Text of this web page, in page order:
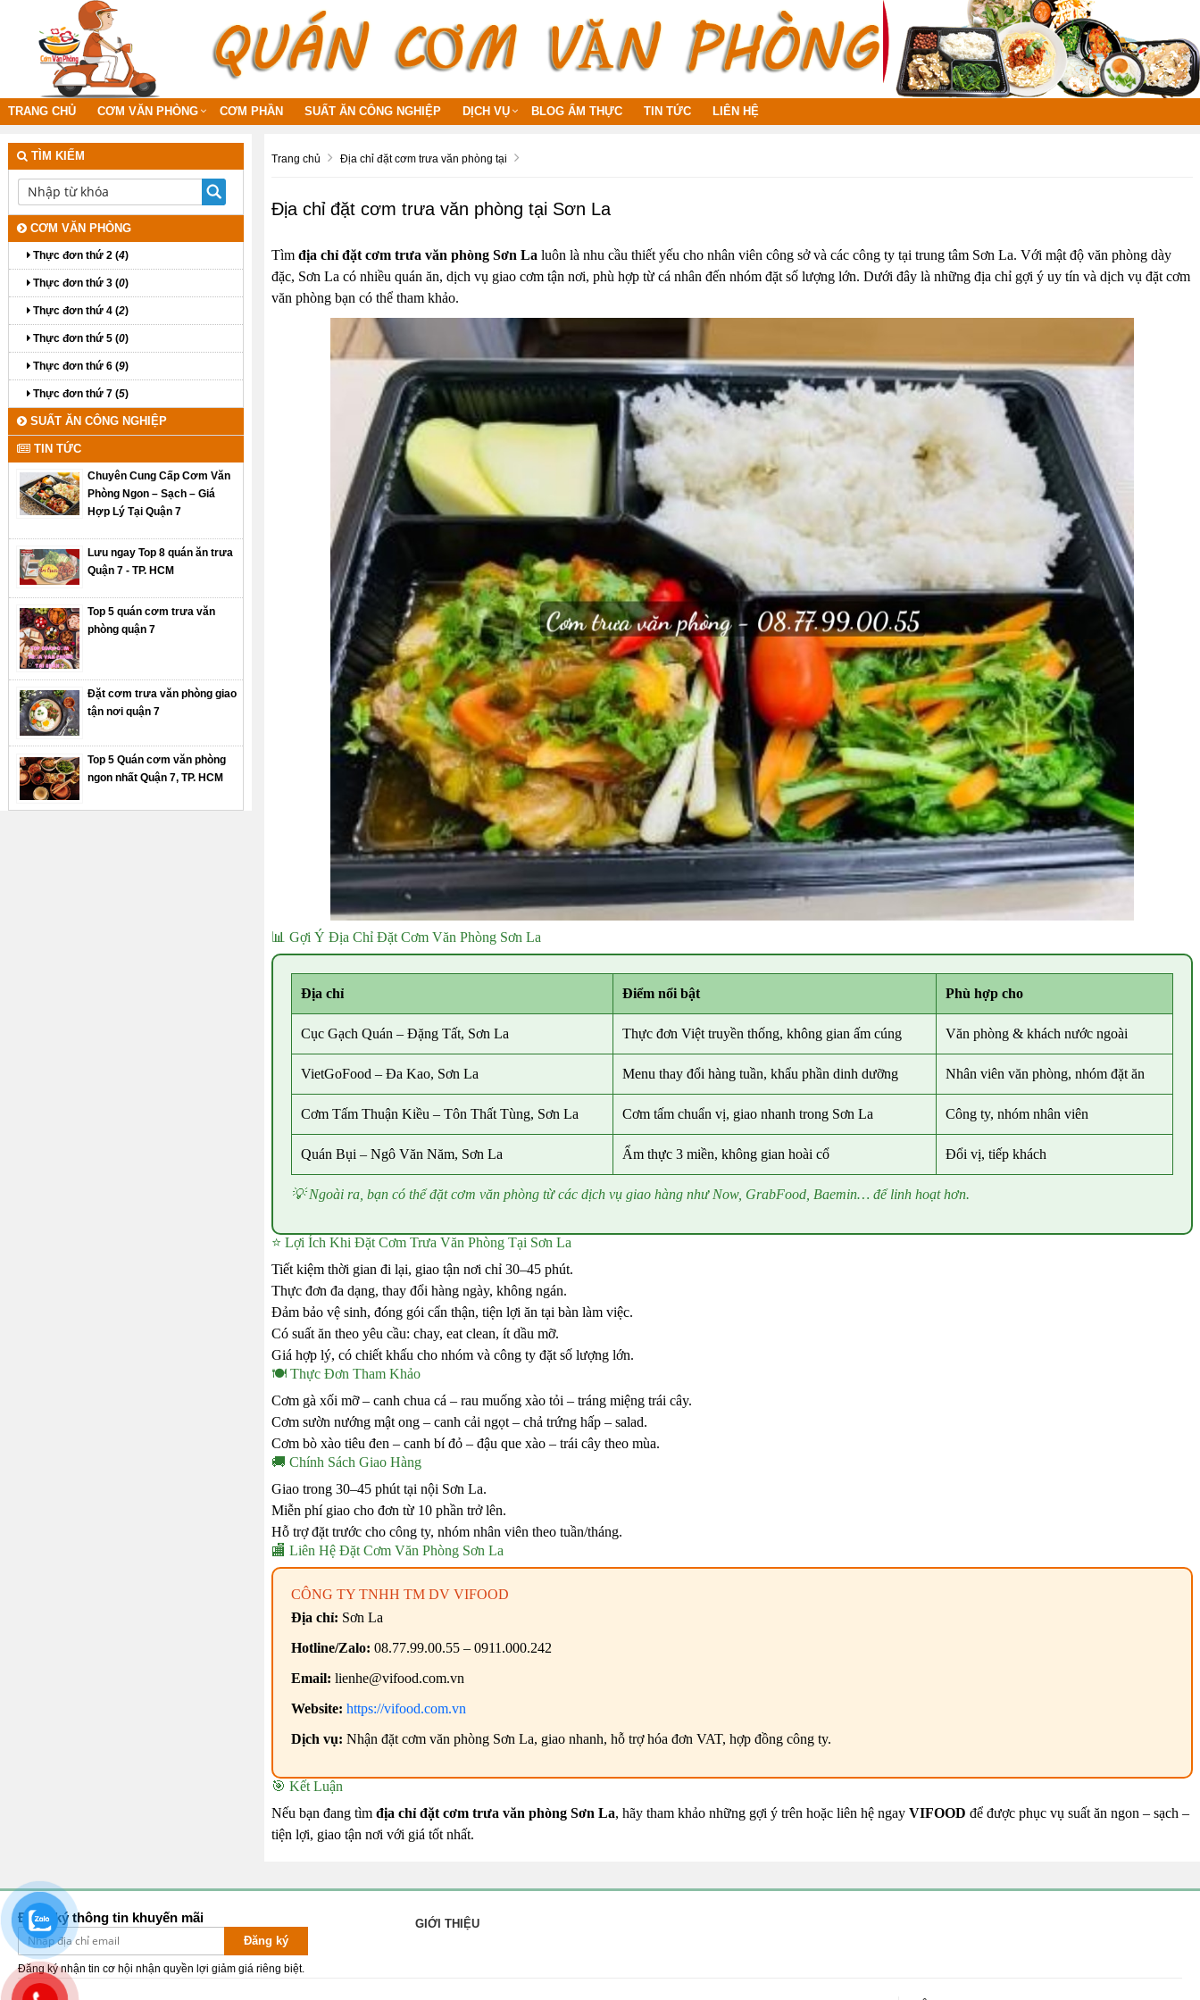
TRANG CHỦ CƠM VĂN PHÒNG CƠM PHẦN SUẤT ĂN CÔNG NGHIỆP DỊCH VỤ BLOG ẨM THỰC TIN TỨC LIÊN HỆ
Trang chủ Địa chỉ đặt cơm trưa văn phòng tại
Địa chỉ đặt cơm trưa văn phòng tại Sơn La
Tìm địa chỉ đặt cơm trưa văn phòng Sơn La luôn là nhu cầu thiết yếu cho nhân viên công sở và các công ty tại trung tâm Sơn La. Với mật độ văn phòng dày
đặc, Sơn La có nhiều quán ăn, dịch vụ giao cơm tận nơi, phù hợp từ cá nhân đến nhóm đặt số lượng lớn. Dưới đây là những địa chỉ gợi ý uy tín và dịch vụ đặt cơm
văn phòng bạn có thể tham khảo.
📊 Gợi Ý Địa Chỉ Đặt Cơm Văn Phòng Sơn La
Địa chỉ Điểm nổi bật Phù hợp cho
Cục Gạch Quán – Đặng Tất, Sơn La Thực đơn Việt truyền thống, không gian ấm cúng Văn phòng & khách nước ngoài
VietGoFood – Đa Kao, Sơn La Menu thay đổi hàng tuần, khẩu phần dinh dưỡng Nhân viên văn phòng, nhóm đặt ăn
Cơm Tấm Thuận Kiều – Tôn Thất Tùng, Sơn La Cơm tấm chuẩn vị, giao nhanh trong Sơn La Công ty, nhóm nhân viên
Quán Bụi – Ngô Văn Năm, Sơn La Ẩm thực 3 miền, không gian hoài cổ Đổi vị, tiếp khách
💡 Ngoài ra, bạn có thể đặt cơm văn phòng từ các dịch vụ giao hàng như Now, GrabFood, Baemin… để linh hoạt hơn.
⭐ Lợi Ích Khi Đặt Cơm Trưa Văn Phòng Tại Sơn La
Tiết kiệm thời gian đi lại, giao tận nơi chỉ 30–45 phút.
Thực đơn đa dạng, thay đổi hàng ngày, không ngán.
Đảm bảo vệ sinh, đóng gói cẩn thận, tiện lợi ăn tại bàn làm việc.
Có suất ăn theo yêu cầu: chay, eat clean, ít dầu mỡ.
Giá hợp lý, có chiết khấu cho nhóm và công ty đặt số lượng lớn.
🍽️ Thực Đơn Tham Khảo
Cơm gà xối mỡ – canh chua cá – rau muống xào tỏi – tráng miệng trái cây.
Cơm sườn nướng mật ong – canh cải ngọt – chả trứng hấp – salad.
Cơm bò xào tiêu đen – canh bí đỏ – đậu que xào – trái cây theo mùa.
🚚 Chính Sách Giao Hàng
Giao trong 30–45 phút tại nội Sơn La.
Miễn phí giao cho đơn từ 10 phần trở lên.
Hỗ trợ đặt trước cho công ty, nhóm nhân viên theo tuần/tháng.
🏬 Liên Hệ Đặt Cơm Văn Phòng Sơn La
CÔNG TY TNHH TM DV VIFOOD
Địa chỉ: Sơn La
Hotline/Zalo: 08.77.99.00.55 – 0911.000.242
Email: lienhe@vifood.com.vn
Website: https://vifood.com.vn
Dịch vụ: Nhận đặt cơm văn phòng Sơn La, giao nhanh, hỗ trợ hóa đơn VAT, hợp đồng công ty.
🎯 Kết Luận
Nếu bạn đang tìm địa chỉ đặt cơm trưa văn phòng Sơn La, hãy tham khảo những gợi ý trên hoặc liên hệ ngay VIFOOD để được phục vụ suất ăn ngon – sạch –
tiện lợi, giao tận nơi với giá tốt nhất.
TÌM KIẾM
CƠM VĂN PHÒNG
Thực đơn thứ 2 (4)
Thực đơn thứ 3 (0)
Thực đơn thứ 4 (2)
Thực đơn thứ 5 (0)
Thực đơn thứ 6 (9)
Thực đơn thứ 7 (5)
SUẤT ĂN CÔNG NGHIỆP
TIN TỨC
Chuyên Cung Cấp Cơm Văn
Phòng Ngon – Sạch – Giá
Hợp Lý Tại Quận 7
Lưu ngay Top 8 quán ăn trưa
Quận 7 - TP. HCM
Top 5 quán cơm trưa văn
phòng quận 7
Đặt cơm trưa văn phòng giao
tận nơi quận 7
Top 5 Quán cơm văn phòng
ngon nhất Quận 7, TP. HCM
Đăng ký thông tin khuyến mãi
Đăng ký
Đăng ký nhận tin cơ hội nhận quyền lợi giảm giá riêng biệt.
GIỚI THIỆU